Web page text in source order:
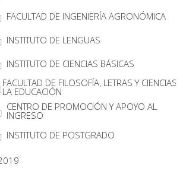
FACULTAD DE INGENIERÍA AGRONÓMICA
INSTITUTO DE LENGUAS
INSTITUTO DE CIENCIAS BÁSICAS
FACULTAD DE FILOSOFÍA, LETRAS Y CIENCIAS
LA EDUCACIÓN
CENTRO DE PROMOCIÓN Y APOYO AL
INGRESO
INSTITUTO DE POSTGRADO